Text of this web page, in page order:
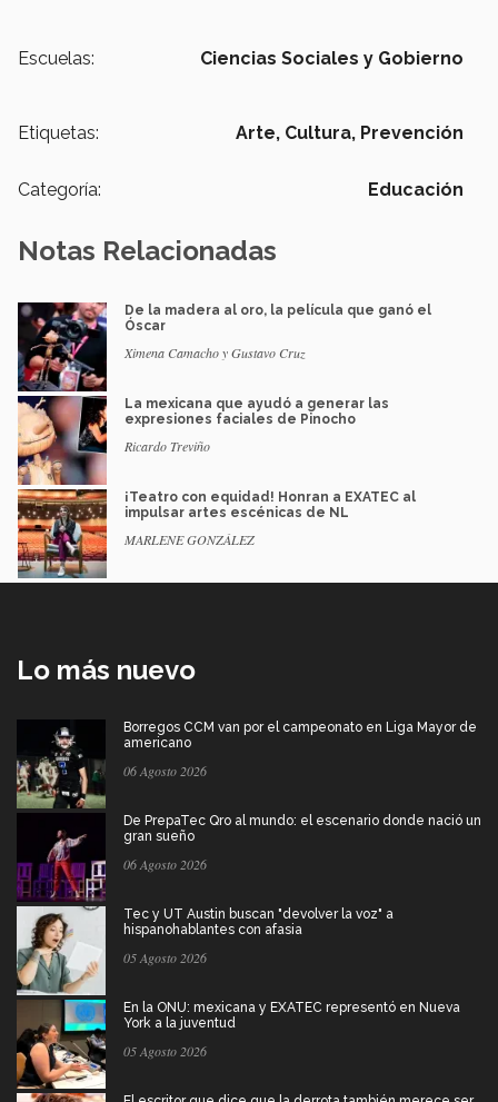
Escuelas: Ciencias Sociales y Gobierno
Etiquetas: Arte, Cultura, Prevención
Categoría: Educación
Notas Relacionadas
De la madera al oro, la película que ganó el
Óscar
Ximena Camacho y Gustavo Cruz
La mexicana que ayudó a generar las
expresiones faciales de Pinocho
Ricardo Treviño
¡Teatro con equidad! Honran a EXATEC al
impulsar artes escénicas de NL
MARLENE GONZÁLEZ
Lo más nuevo
Borregos CCM van por el campeonato en Liga Mayor de
americano
06 Agosto 2026
De PrepaTec Qro al mundo: el escenario donde nació un
gran sueño
06 Agosto 2026
Tec y UT Austin buscan "devolver la voz" a
hispanohablantes con afasia
05 Agosto 2026
En la ONU: mexicana y EXATEC representó en Nueva
York a la juventud
05 Agosto 2026